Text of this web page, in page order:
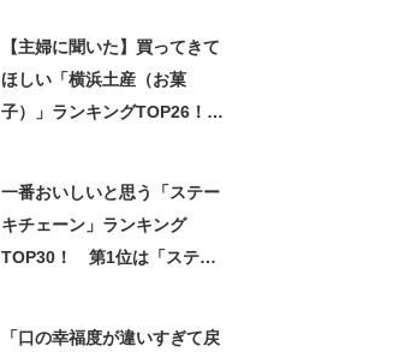
【主婦に聞いた】買ってきて
ほしい「横浜土産（お菓
子）」ランキングTOP26！
一番おいしいと思う「ステー
キチェーン」ランキング
TOP30！ 第1位は「ステー
「口の幸福度が違いすぎて戻